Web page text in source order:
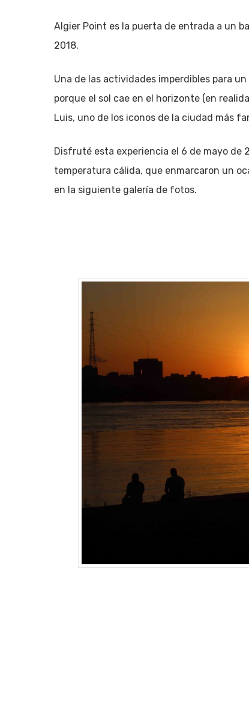
Algier Point es la puerta de entrada a un
2018.
Una de las actividades imperdibles para
porque el sol cae en el horizonte (en
Luis, uno de los iconos de la ciudad más
Disfruté esta experiencia el 6 de mayo de
temperatura cálida, que enmarcaron un
en la siguiente galería de fotos.